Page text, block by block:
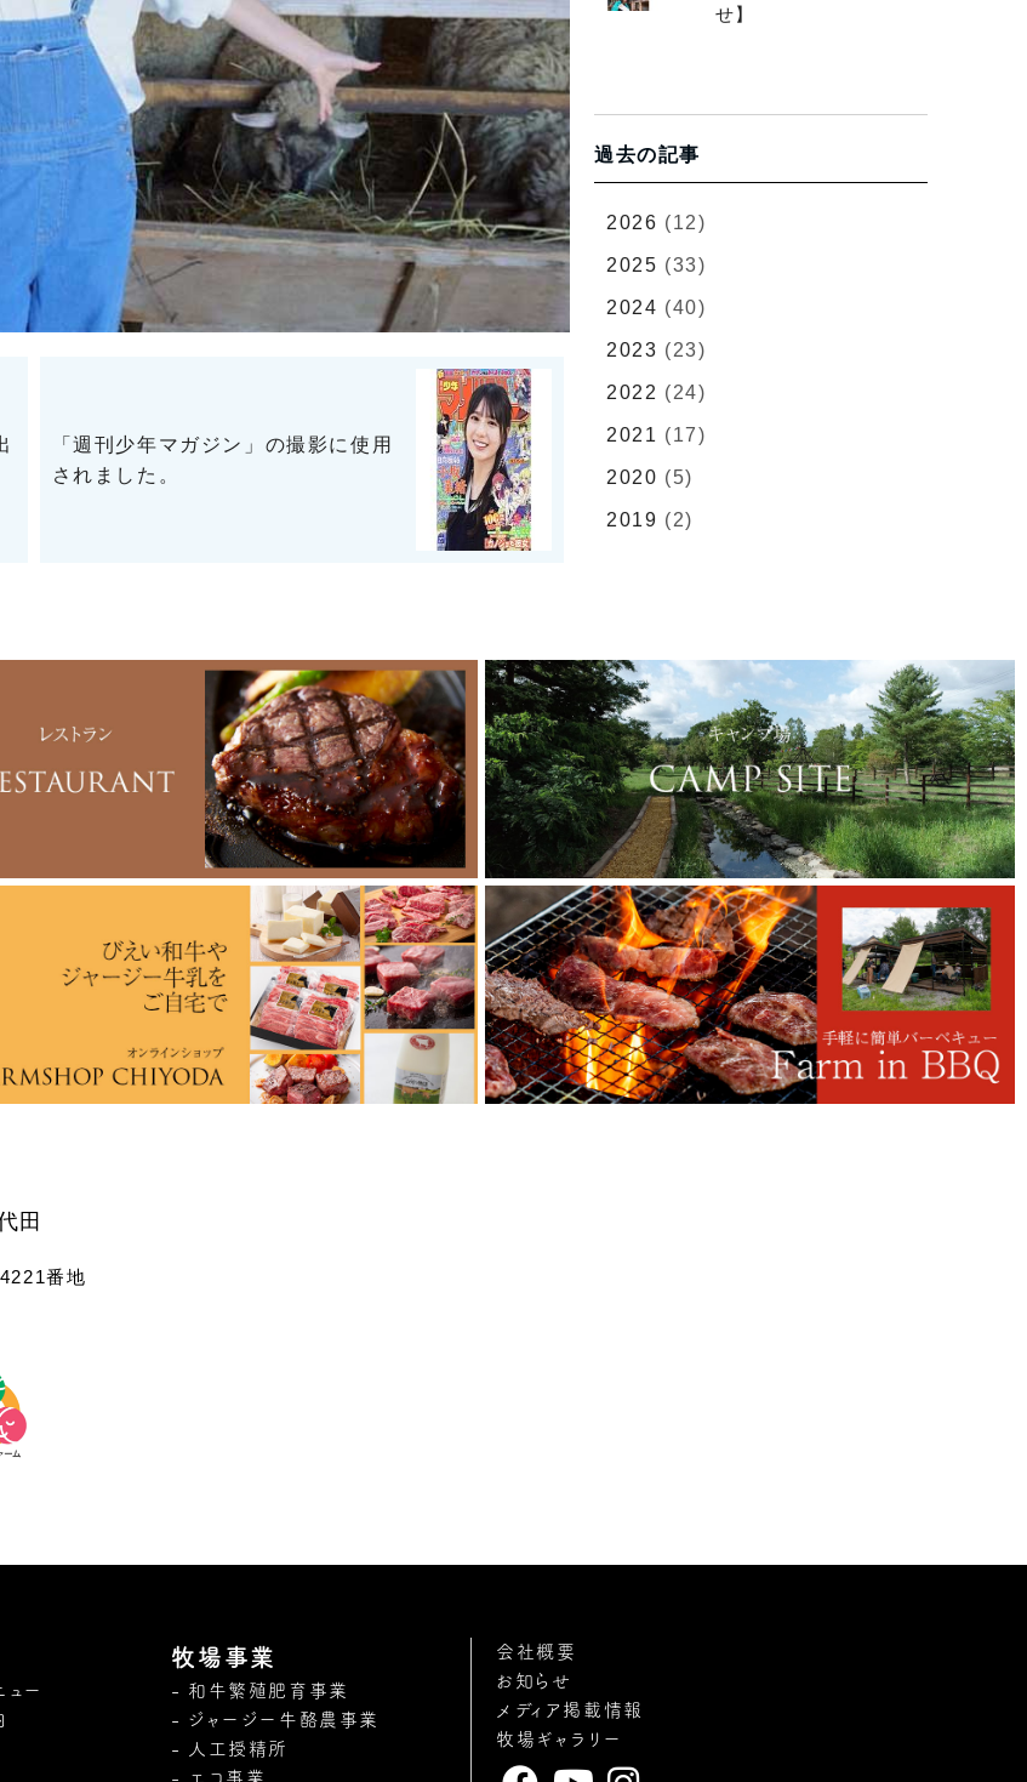
「週刊少年マガジン」の撮影に使用
されました。
せ】
過去の記事
2026 (12)
2025 (33)
2024 (40)
2023 (23)
2022 (24)
2021 (17)
2020 (5)
2019 (2)
田
番地
ュー
牧場事業
和牛繁殖肥育事業
ジャージー牛酪農事業
人工授精所
エコ事業
会社概要
お知らせ
メディア掲載情報
牧場ギャラリー